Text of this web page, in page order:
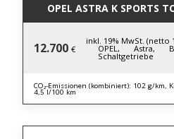
OPEL ASTRA K SPORTS
12.700 €
inkl. 19% MwSt. (netto
OPEL, Astra,
Schaltgetriebe
CO₂-Emissionen (kombiniert): 102 g/km,
4,5 l/100 km